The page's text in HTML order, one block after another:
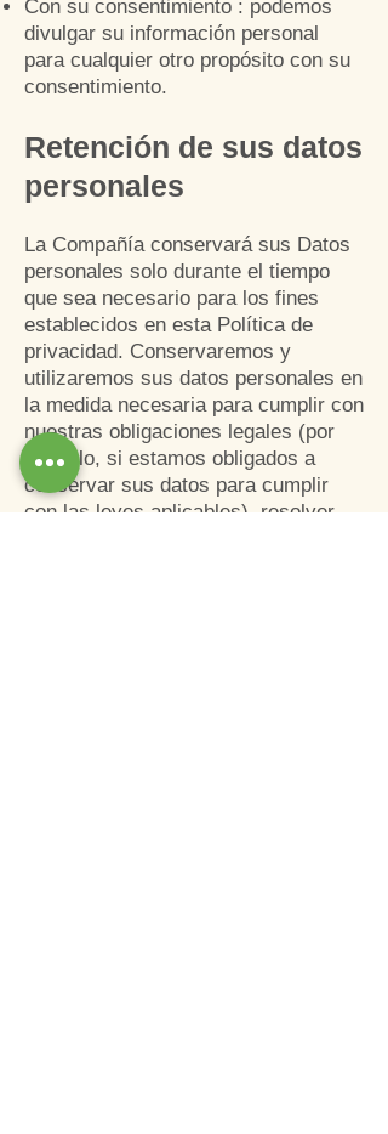
Con su consentimiento : podemos
divulgar su información personal
para cualquier otro propósito con su
consentimiento.
Retención de sus datos
personales
La Compañía conservará sus Datos
personales solo durante el tiempo
que sea necesario para los fines
establecidos en esta Política de
privacidad. Conservaremos y
utilizaremos sus datos personales en
la medida necesaria para cumplir con
nuestras obligaciones legales (por
ejemplo, si estamos obligados a
conservar sus datos para cumplir
con las leyes aplicables), resolver